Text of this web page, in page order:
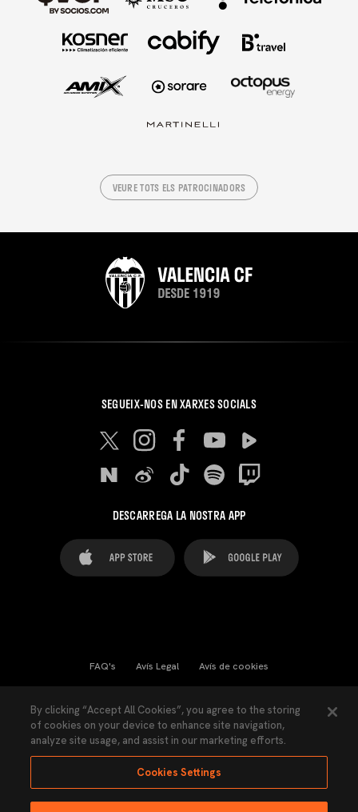
VEURE TOTS ELS PATROCINADORS
SEGUEIX-NOS EN XARXES SOCIALS
DESCARREGA LA NOSTRA APP
FAQ's Avís Legal Avís de cookies
Llei de Transparència Política de Privacitat
Accessibilitat
By clicking “Accept All Cookies”, you agree to the storing
of cookies on your device to enhance site navigation,
analyze site usage, and assist in our marketing efforts.
Cookies Settings